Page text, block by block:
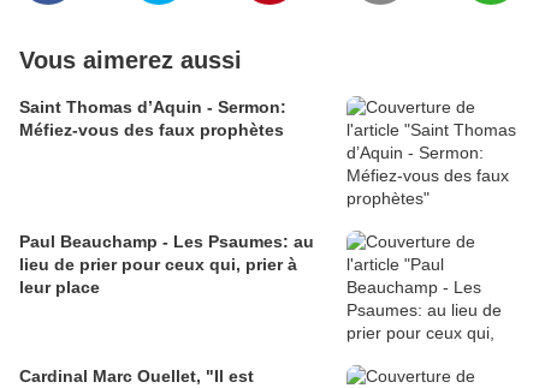
Vous aimerez aussi
Saint Thomas d’Aquin - Sermon:
Méfiez-vous des faux prophètes
Paul Beauchamp - Les Psaumes: au
lieu de prier pour ceux qui, prier à
leur place
Cardinal Marc Ouellet, "Il est